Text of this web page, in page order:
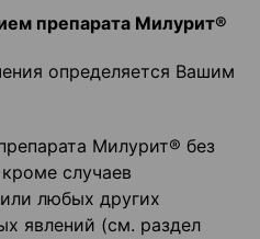
препарата Милурит®
определяется Вашим
Милурит® без
случаев
любых других
явлений (см. раздел